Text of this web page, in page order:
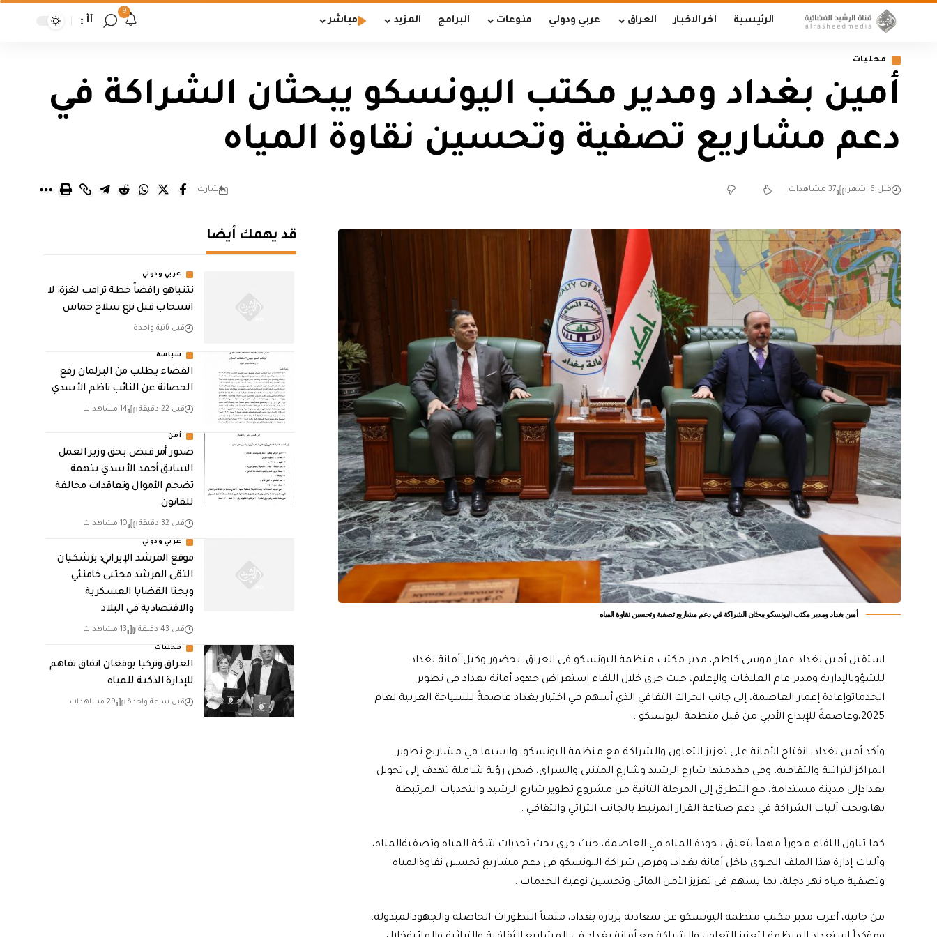
الرئيسية اخر الاخبار العراق عربي ودولي منوعات البرامج المزيد مباشر
9
أأ
محليات
أمين بغداد ومدير مكتب اليونسكو يبحثان الشراكة في
دعم مشاريع تصفية وتحسين نقاوة المياه
قبل 6 أشهر 37 مشاهدات شارك
أمين بغداد ومدير مكتب اليونسكو يبحثان الشراكة في دعم مشاريع تصفية وتحسين نقاوة المياه
استقبل أمين بغداد عمار موسى كاظم، مدير مكتب منظمة اليونسكو في العراق، بحضور وكيل أمانة بغداد
للشؤونالإدارية ومدير عام العلاقات والإعلام، حيث جرى خلال اللقاء استعراض جهود أمانة بغداد في تطوير
الخدماتوإعادة إعمار العاصمة، إلى جانب الحراك الثقافي الذي أسهم في اختيار بغداد عاصمةً للسياحة العربية لعام
2025،وعاصمةً للإبداع الأدبي من قبل منظمة اليونسكو .
وأكد أمين بغداد، انفتاح الأمانة على تعزيز التعاون والشراكة مع منظمة اليونسكو، ولاسيما في مشاريع تطوير
المراكزالتراثية والثقافية، وفي مقدمتها شارع الرشيد وشارع المتنبي والسراي، ضمن رؤية شاملة تهدف إلى تحويل
بغدادإلى مدينة مستدامة، مع التطرق إلى المرحلة الثانية من مشروع تطوير شارع الرشيد والتحديات المرتبطة
بها،وبحث آليات الشراكة في دعم صناعة القرار المرتبط بالجانب التراثي والثقافي .
كما تناول اللقاء محوراً مهماً يتعلق بـجودة المياه في العاصمة، حيث جرى بحث تحديات شحّة المياه وتصفيةالمياه،
وآليات إدارة هذا الملف الحيوي داخل أمانة بغداد، وفرص شراكة اليونسكو في دعم مشاريع تحسين نقاوةالمياه
وتصفية مياه نهر دجلة، بما يسهم في تعزيز الأمن المائي وتحسين نوعية الخدمات .
من جانبه، أعرب مدير مكتب منظمة اليونسكو عن سعادته بزيارة بغداد، مثمناً التطورات الحاصلة والجهودالمبذولة،
قد يهمك أيضا
عربي ودولي
نتنياهو رافضاً خطة ترامب لغزة: لا
انسحاب قبل نزع سلاح حماس
قبل ثانية واحدة
سياسة
القضاء يطلب من البرلمان رفع
الحصانة عن النائب ناظم الأسدي
قبل 22 دقيقة 14 مشاهدات
أمن
صدور أمر قبض بحق وزير العمل
السابق أحمد الأسدي بتهمة
تضخم الأموال وتعاقدات مخالفة
للقانون
قبل 32 دقيقة 10 مشاهدات
عربي ودولي
موقع المرشد الإيراني: بزشكيان
التقى المرشد مجتبى خامنئي
وبحثا القضايا العسكرية
والاقتصادية في البلاد
قبل 43 دقيقة 13 مشاهدات
محليات
العراق وتركيا يوقعان اتفاق تفاهم
للإدارة الذكية للمياه
قبل ساعة واحدة 29 مشاهدات